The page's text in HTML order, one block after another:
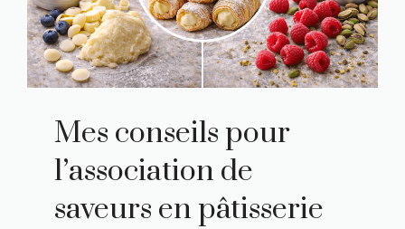
Mes conseils pour
l’association de
saveurs en pâtisserie